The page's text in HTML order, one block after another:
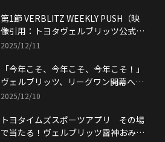
第1節 VERBLITZ WEEKLY PUSH（映
像引用：トヨタヴェルブリッツ公式
YouTubeチャンネル）
2025/12/11
「今年こそ、今年こそ、今年こそ！」
ヴェルブリッツ、リーグワン開幕への
決意
2025/12/10
トヨタイムズスポーツアプリ その場
で当たる！ヴェルブリッツ雷神おみく